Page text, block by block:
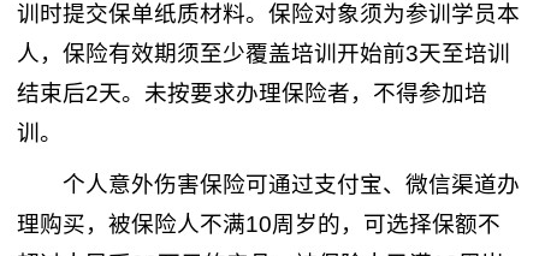
训时提交保单纸质材料。保险对象须为参训学员本
人，保险有效期须至少覆盖培训开始前3天至培训
结束后2天。未按要求办理保险者，不得参加培
训。
个人意外伤害保险可通过支付宝、微信渠道办
理购买，被保险人不满10周岁的，可选择保额不